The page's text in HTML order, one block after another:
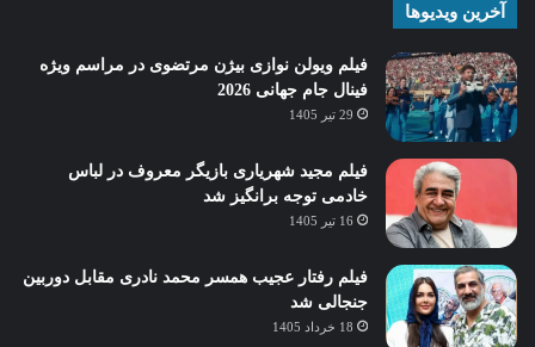
آخرین ویدیوها
فیلم ویولن نوازی بیژن مرتضوی در مراسم ویژه
فینال جام جهانی 2026
29 تیر 1405
فیلم مجید شهریاری بازیگر معروف در لباس
خادمی توجه برانگیز شد
16 تیر 1405
فیلم رفتار عجیب همسر محمد نادری مقابل دوربین
جنجالی شد
18 خرداد 1405